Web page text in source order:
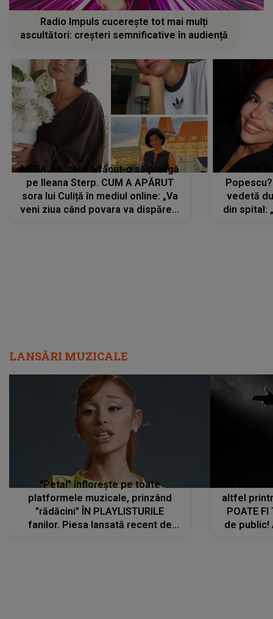
Radio Impuls cucerește tot mai mulți
ascultători: creșteri semnificative în audiență
MESAJUL care a făcut-o să plângă
pe Ileana Sterp. CUM A APĂRUT
sora lui Culiță în mediul online: „Va
veni ziua când povara va dispărea,
vedetă
din spital:
LANSĂRI MUZICALE
"Petal" înflorește pe toate
platformele muzicale, prinzând
"rădăcini" ÎN PLAYLISTURILE
fanilor. Piesa lansată recent de
altfel
POATE FI
de public!